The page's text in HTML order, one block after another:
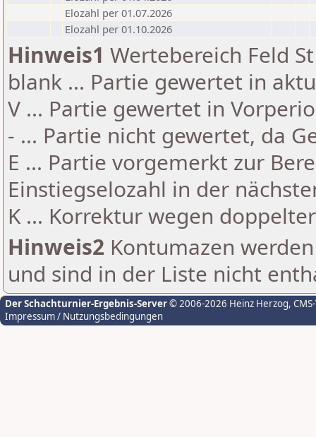
Elozahl per 01.07.2026
Elozahl per 01.10.2026
Hinweis1 Wertebereich Feld
blank ... Partie gewertet in
V ... Partie gewertet in
- ... Partie nicht gewertet, da
E ... Partie vorgemerkt zur
Einstiegselozahl in der
K ... Korrektur wegen
Hinweis2 Kontumazen
und sind in der Liste nicht
Der Schachturnier-Ergebnis-Server© 2006-2026 Heinz Herzog,
Impressum / Nutzungsbedingungen